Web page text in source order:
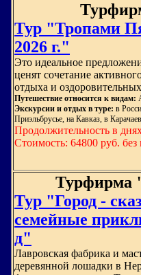
Тур "Тропами
2026 г."
Это идеальное
ценят сочетание
отдыха и
Путешествие относится к видам:
Экскурсии и отдых в туре: в
Приэльбрусье, на Кавказ, в
Продолжительность в
Стоимость: 64800 руб. без
Турфирма
Тур "Город -
семейные
д"
Лавровская фабрика и
деревянной лошадки в